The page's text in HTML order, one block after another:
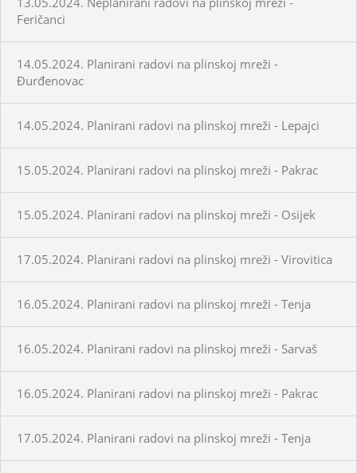
Feričanci
14.05.2024. Planirani radovi na plinskoj mreži -
Đurđenovac
14.05.2024. Planirani radovi na plinskoj mreži - Lepajci
15.05.2024. Planirani radovi na plinskoj mreži - Pakrac
15.05.2024. Planirani radovi na plinskoj mreži - Osijek
17.05.2024. Planirani radovi na plinskoj mreži - Virovitica
16.05.2024. Planirani radovi na plinskoj mreži - Tenja
16.05.2024. Planirani radovi na plinskoj mreži - Sarvaš
16.05.2024. Planirani radovi na plinskoj mreži - Pakrac
17.05.2024. Planirani radovi na plinskoj mreži - Tenja